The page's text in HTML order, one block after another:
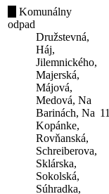
Komunálny
odpad
Družstevná,
Háj,
Jilemnického,
Majerská,
Májová,
Medová, Na
Barinách, Na
Kopánke,
Rovňanská,
Schreiberova,
Sklárska,
Sokolská,
Súhradka,
11